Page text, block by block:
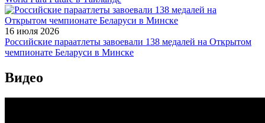
16 июля 2026
Российские параатлеты завоевали 138 медалей на Открытом
чемпионате Беларуси в Минске
Видео